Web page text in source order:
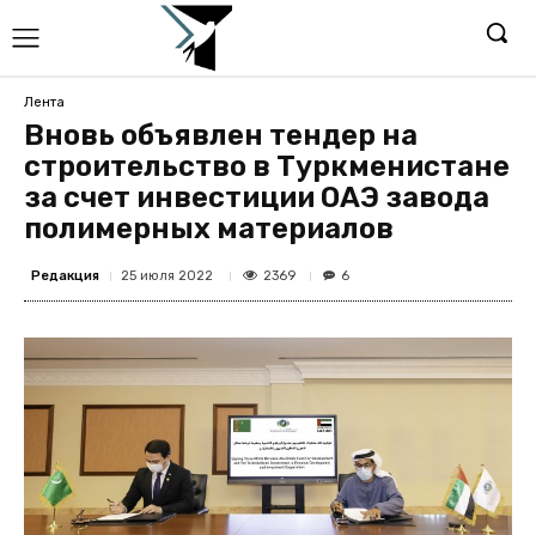
Лента
Вновь объявлен тендер на
строительство в Туркменистане
за счет инвестиции ОАЭ завода
полимерных материалов
Редакция 25 июля 2022 2369 6